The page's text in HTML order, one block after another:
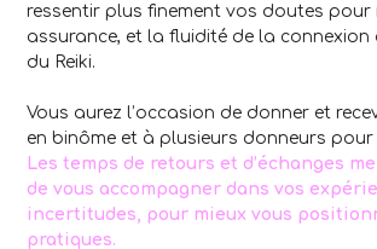
ressentir plus finement vos doutes pour
assurance, et la fluidité de la connexion
du Reiki.
Vous aurez l’occasion de donner et
en binôme et à plusieurs donneurs pour
Les temps de retours et d’échanges
de vous accompagner dans vos
incertitudes, pour mieux vous
pratiques.